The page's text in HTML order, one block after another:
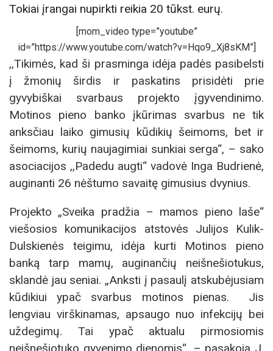
Tokiai įrangai nupirkti reikia 20 tūkst. eurų.
[mom_video type=”youtube”
id=”https://www.youtube.com/watch?v=Hqo9_Xj8sKM”]
,,Tikimės, kad ši prasminga idėja padės pasibelsti
į žmonių širdis ir paskatins prisidėti prie
gyvybiškai svarbaus projekto įgyvendinimo.
Motinos pieno banko įkūrimas svarbus ne tik
anksčiau laiko gimusių kūdikių šeimoms, bet ir
šeimoms, kurių naujagimiai sunkiai serga“, – sako
asociacijos ,,Padedu augti“ vadovė Inga Budrienė,
auginanti 26 nėštumo savaitę gimusius dvynius.
Projekto „Sveika pradžia – mamos pieno laše“
viešosios komunikacijos atstovės Julijos Kulik-
Dulskienės teigimu, idėja kurti Motinos pieno
banką tarp mamų, auginančių neišnešiotukus,
sklandė jau seniai. „Anksti į pasaulį atskubėjusiam
kūdikiui ypač svarbus motinos pienas. Jis
lengviau virškinamas, apsaugo nuo infekcijų bei
uždegimų. Tai ypač aktualu pirmosiomis